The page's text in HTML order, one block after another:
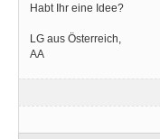
Habt Ihr eine Idee?
LG aus Österreich,
AA